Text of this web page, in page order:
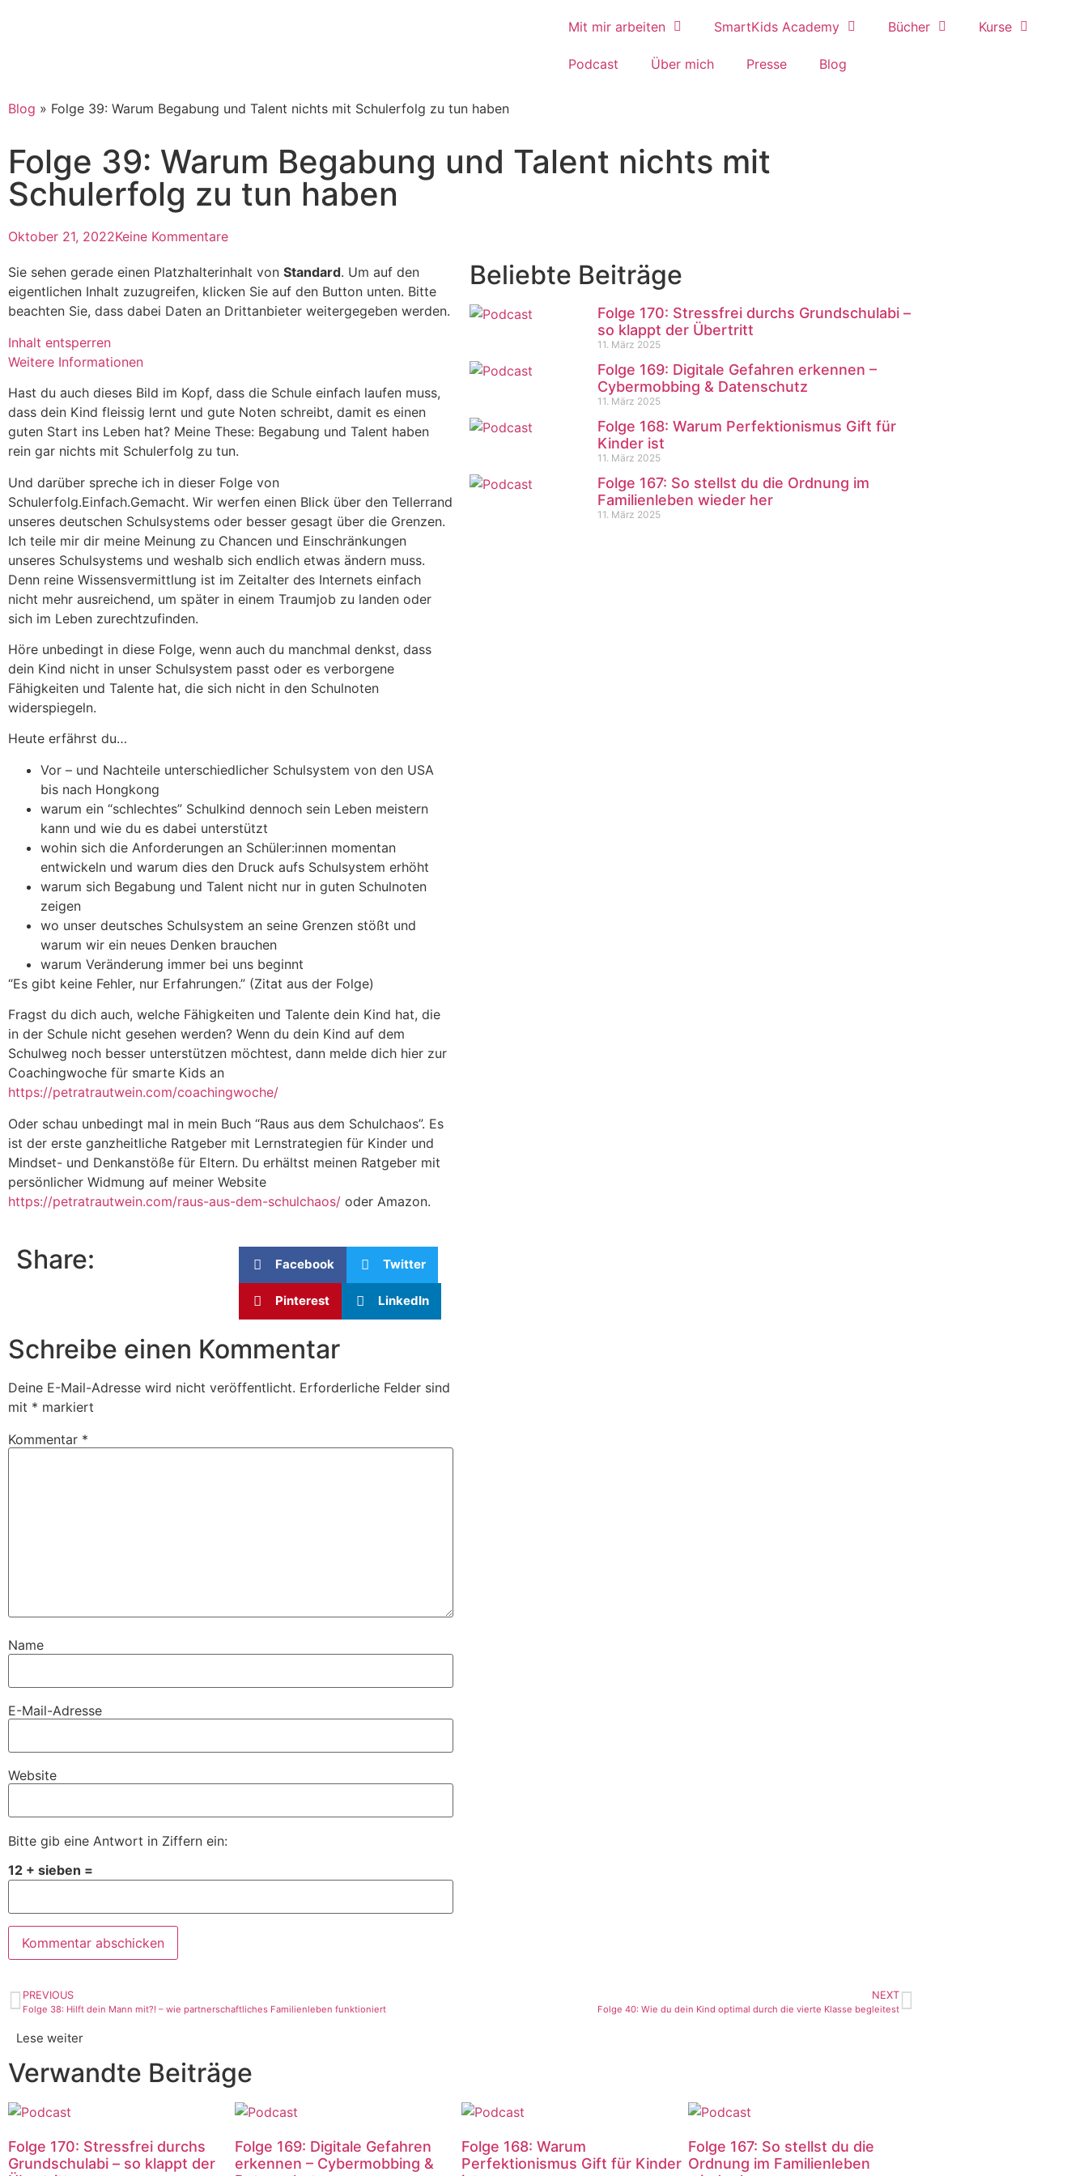
Mit mir arbeiten SmartKids Academy Bücher Kurse
Podcast Über mich Presse Blog
Blog » Folge 39: Warum Begabung und Talent nichts mit Schulerfolg zu tun haben
Folge 39: Warum Begabung und Talent nichts mit
Schulerfolg zu tun haben
Oktober 21, 2022Keine Kommentare
Sie sehen gerade einen Platzhalterinhalt von Standard. Um auf den
eigentlichen Inhalt zuzugreifen, klicken Sie auf den Button unten. Bitte
beachten Sie, dass dabei Daten an Drittanbieter weitergegeben werden.
Inhalt entsperren
Weitere Informationen
Hast du auch dieses Bild im Kopf, dass die Schule einfach laufen muss,
dass dein Kind fleissig lernt und gute Noten schreibt, damit es einen
guten Start ins Leben hat? Meine These: Begabung und Talent haben
rein gar nichts mit Schulerfolg zu tun.
Und darüber spreche ich in dieser Folge von
Schulerfolg.Einfach.Gemacht. Wir werfen einen Blick über den Tellerrand
unseres deutschen Schulsystems oder besser gesagt über die Grenzen.
Ich teile mir dir meine Meinung zu Chancen und Einschränkungen
unseres Schulsystems und weshalb sich endlich etwas ändern muss.
Denn reine Wissensvermittlung ist im Zeitalter des Internets einfach
nicht mehr ausreichend, um später in einem Traumjob zu landen oder
sich im Leben zurechtzufinden.
Höre unbedingt in diese Folge, wenn auch du manchmal denkst, dass
dein Kind nicht in unser Schulsystem passt oder es verborgene
Fähigkeiten und Talente hat, die sich nicht in den Schulnoten
widerspiegeln.
Heute erfährst du…
Vor – und Nachteile unterschiedlicher Schulsystem von den USA
bis nach Hongkong
warum ein “schlechtes” Schulkind dennoch sein Leben meistern
kann und wie du es dabei unterstützt
wohin sich die Anforderungen an Schüler:innen momentan
entwickeln und warum dies den Druck aufs Schulsystem erhöht
warum sich Begabung und Talent nicht nur in guten Schulnoten
zeigen
wo unser deutsches Schulsystem an seine Grenzen stößt und
warum wir ein neues Denken brauchen
warum Veränderung immer bei uns beginnt
“Es gibt keine Fehler, nur Erfahrungen.” (Zitat aus der Folge)
Fragst du dich auch, welche Fähigkeiten und Talente dein Kind hat, die
in der Schule nicht gesehen werden? Wenn du dein Kind auf dem
Schulweg noch besser unterstützen möchtest, dann melde dich hier zur
Coachingwoche für smarte Kids an
https://petratrautwein.com/coachingwoche/
Oder schau unbedingt mal in mein Buch “Raus aus dem Schulchaos”. Es
ist der erste ganzheitliche Ratgeber mit Lernstrategien für Kinder und
Mindset- und Denkanstöße für Eltern. Du erhältst meinen Ratgeber mit
persönlicher Widmung auf meiner Website
https://petratrautwein.com/raus-aus-dem-schulchaos/ oder Amazon.
Share: Facebook Twitter
Pinterest LinkedIn
Schreibe einen Kommentar
Deine E-Mail-Adresse wird nicht veröffentlicht. Erforderliche Felder sind
mit * markiert
Kommentar *
Name
E-Mail-Adresse
Website
Bitte gib eine Antwort in Ziffern ein:
12 + sieben =
Beliebte Beiträge
Folge 170: Stressfrei durchs Grundschulabi –
so klappt der Übertritt
11. März 2025
Folge 169: Digitale Gefahren erkennen –
Cybermobbing & Datenschutz
11. März 2025
Folge 168: Warum Perfektionismus Gift für
Kinder ist
11. März 2025
Folge 167: So stellst du die Ordnung im
Familienleben wieder her
11. März 2025
PREVIOUS
Folge 38: Hilft dein Mann mit?! – wie partnerschaftliches Familienleben funktioniert
NEXT
Folge 40: Wie du dein Kind optimal durch die vierte Klasse begleitest
Lese weiter
Verwandte Beiträge
Folge 170: Stressfrei durchs
Grundschulabi – so klappt der
Folge 169: Digitale Gefahren
erkennen – Cybermobbing &
Folge 168: Warum
Perfektionismus Gift für Kinder
Folge 167: So stellst du die
Ordnung im Familienleben